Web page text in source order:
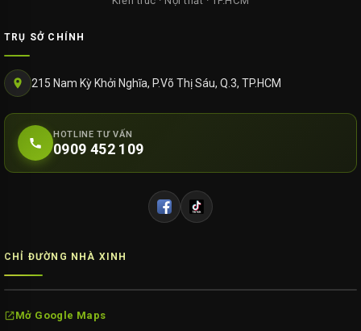
TRỤ SỞ CHÍNH
215 Nam Kỳ Khởi Nghĩa, P.Võ Thị Sáu, Q.3, TP.HCM
HOTLINE TƯ VẤN
0909 452 109
CHỈ ĐƯỜNG NHÀ XINH
Mở Google Maps